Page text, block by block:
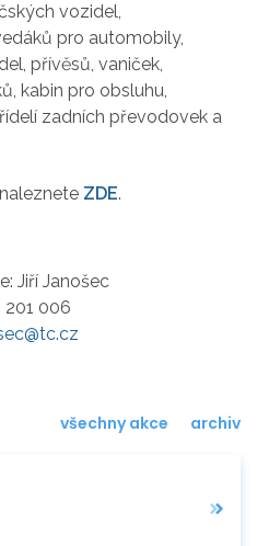
vozidel,
pro automobily,
přívěsů, vaniček,
kabin pro obsluhu,
zadních převodovek a
ZDE.
Jiří Janošec
201 006
všechny akce archiv